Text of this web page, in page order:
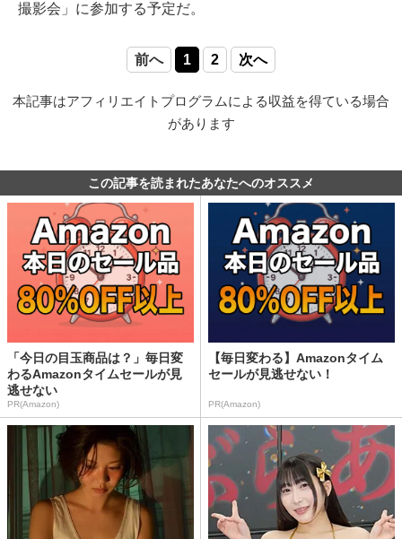
撮影会」に参加する予定だ。
前へ 1 2 次へ
本記事はアフィリエイトプログラムによる収益を得ている場合
があります
この記事を読まれたあなたへのオススメ
「今日の目玉商品は？」毎日変
わるAmazonタイムセールが見
逃せない
PR(Amazon)
【毎日変わる】Amazonタイム
セールが見逃せない！
PR(Amazon)